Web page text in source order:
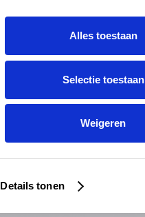
Details tonen
Alles toestaan
Selectie toestaan
Weigeren
Zoek